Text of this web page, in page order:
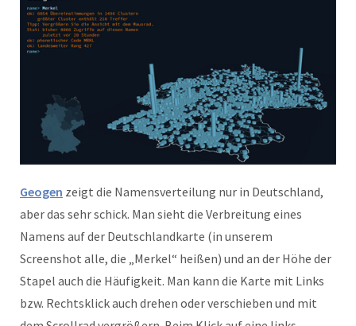
Geogen zeigt die Namensverteilung nur in Deutschland,
aber das sehr schick. Man sieht die Verbreitung eines
Namens auf der Deutschlandkarte (in unserem
Screenshot alle, die „Merkel“ heißen) und an der Höhe der
Stapel auch die Häufigkeit. Man kann die Karte mit Links
bzw. Rechtsklick auch drehen oder verschieben und mit